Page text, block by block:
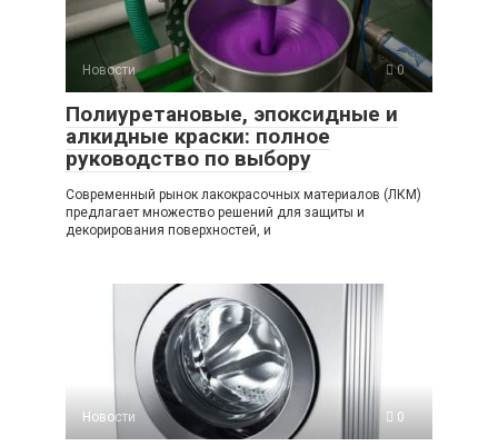
Новости 0
Полиуретановые, эпоксидные и
алкидные краски: полное
руководство по выбору
Современный рынок лакокрасочных материалов (ЛКМ)
предлагает множество решений для защиты и
декорирования поверхностей, и
Новости 0